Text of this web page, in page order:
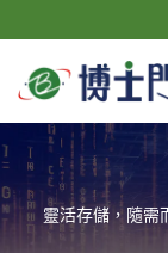
靈活存儲，隨需